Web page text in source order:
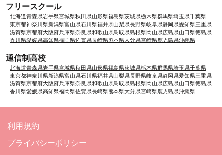
フリースクール
北海道青森県岩手県宮城県秋田県山形県福島県茨城県栃木県群馬県埼玉県千葉県
東京都神奈川県新潟県富山県石川県福井県山梨県長野県岐阜県静岡県愛知県三重県
滋賀県京都府大阪府兵庫県奈良県和歌山県鳥取県島根県岡山県広島県山口県徳島県
香川県愛媛県高知県福岡県佐賀県長崎県熊本県大分県宮崎県鹿児島県沖縄県
通信制高校
北海道青森県岩手県宮城県秋田県山形県福島県茨城県栃木県群馬県埼玉県千葉県
東京都神奈川県新潟県富山県石川県福井県山梨県長野県岐阜県静岡県愛知県三重県
滋賀県京都府大阪府兵庫県奈良県和歌山県鳥取県島根県岡山県広島県山口県徳島県
香川県愛媛県高知県福岡県佐賀県長崎県熊本県大分県宮崎県鹿児島県沖縄県
利用規約
プライバシーポリシー